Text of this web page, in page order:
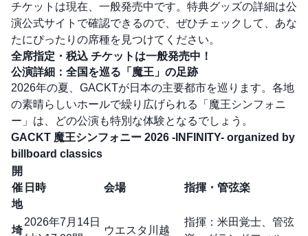
チケットは現在、一般発売中です。特典グッズの詳細は公
演公式サイトで確認できるので、ぜひチェックして、あな
たにぴったりの席種を見つけてください。
全席指定・税込 チケットは一般発売中！
公演詳細：全国を巡る「魔王」の足跡
2026年の夏、GACKTが日本の主要都市を巡ります。各地
の素晴らしいホールで繰り広げられる「魔王シンフォニ
ー」は、どの公演も特別な体験となるでしょう。
GACKT 魔王シンフォニー 2026 -INFINITY- organized by
billboard classics
開
催
地
日時 会場 指揮・管弦楽
埼
2026年7月14日
ウエスタ川越
指揮：米田覚士、管弦